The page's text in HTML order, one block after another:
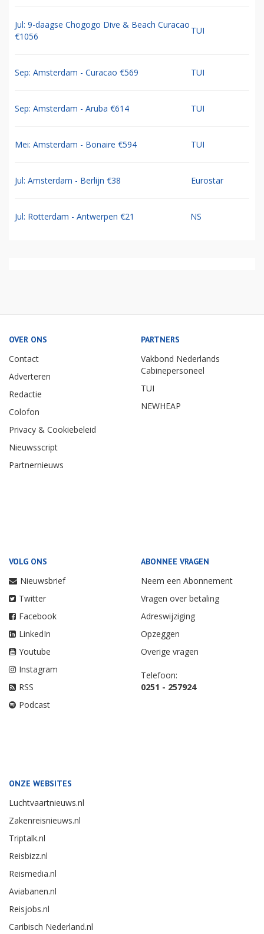
Jul: 9-daagse Chogogo Dive & Beach Curacao
€1056
TUI
Sep: Amsterdam - Curacao €569 TUI
Sep: Amsterdam - Aruba €614 TUI
Mei: Amsterdam - Bonaire €594 TUI
Jul: Amsterdam - Berlijn €38 Eurostar
Jul: Rotterdam - Antwerpen €21 NS
OVER ONS
Contact
Adverteren
Redactie
Colofon
Privacy & Cookiebeleid
Nieuwsscript
Partnernieuws
PARTNERS
Vakbond Nederlands
Cabinepersoneel
TUI
NEWHEAP
VOLG ONS
Nieuwsbrief
Twitter
Facebook
LinkedIn
Youtube
Instagram
RSS
Podcast
ABONNEE VRAGEN
Neem een Abonnement
Vragen over betaling
Adreswijziging
Opzeggen
Overige vragen
Telefoon:
0251 - 257924
ONZE WEBSITES
Luchtvaartnieuws.nl
Zakenreisnieuws.nl
Triptalk.nl
Reisbizz.nl
Reismedia.nl
Aviabanen.nl
Reisjobs.nl
Caribisch Nederland.nl